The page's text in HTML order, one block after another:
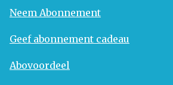
Neem Abonnement
Geef abonnement cadeau
Abovoordeel